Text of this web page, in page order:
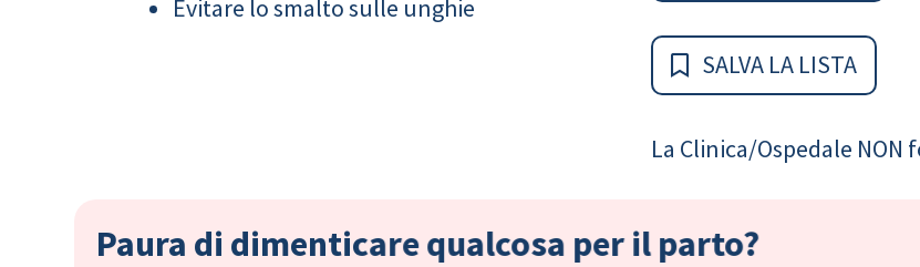
Evitare lo smalto sulle unghie
SALVA LA LISTA
La Clinica/Ospedale
Paura di dimenticare qualcosa per il parto?